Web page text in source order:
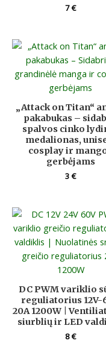
7€
„Attack on Titan“
pakabukas –
spalvos cinko
medalionas,
cosplay ir
gerbėjams
3€
DC PWM variklio
reguliatorius 12V-
20A 1200W |
siurblių ir LED
8€